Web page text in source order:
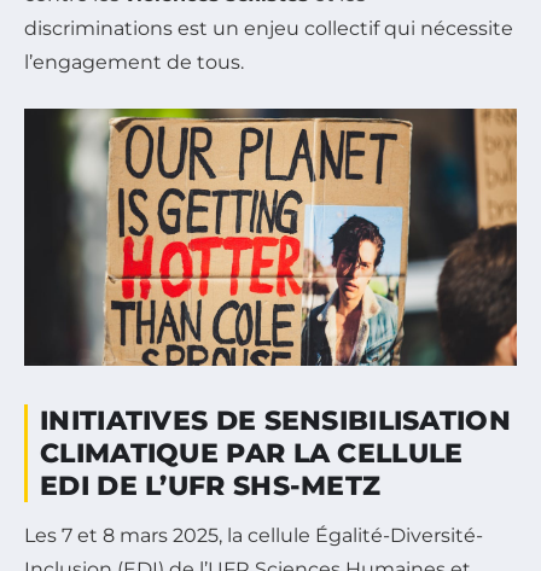
discriminations est un enjeu collectif qui nécessite
l’engagement de tous.
INITIATIVES DE SENSIBILISATION
CLIMATIQUE PAR LA CELLULE
EDI DE L’UFR SHS-METZ
Les 7 et 8 mars 2025, la cellule Égalité-Diversité-